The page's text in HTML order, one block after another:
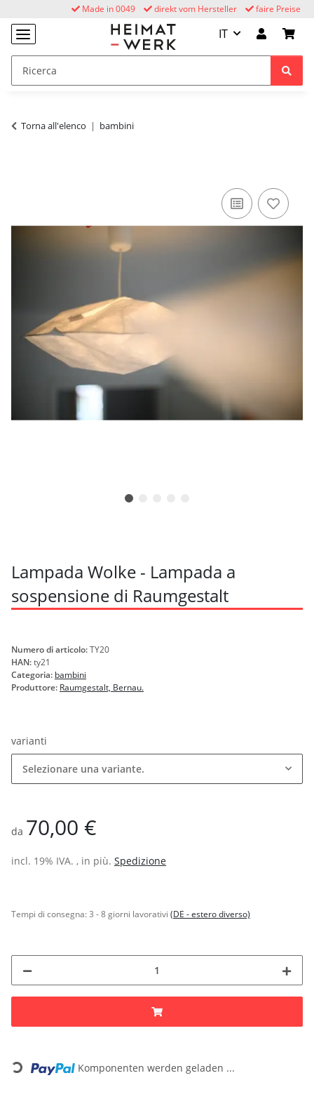
faire Preise
direkt vom Hersteller
Made in 0049
IT
Torna all'elenco bambini
Lampada Wolke - Lampada a
sospensione di Raumgestalt
Numero di articolo:TY20
HAN:ty21
Categoria: bambini
Produttore: Raumgestalt, Bernau.
varianti
Selezionare una variante.
da 70,00 €
incl. 19% IVA. , in più. Spedizione
Tempi di consegna:3 - 8 giorni lavorativi (DE - estero diverso)
Loading... Komponenten werden geladen ...